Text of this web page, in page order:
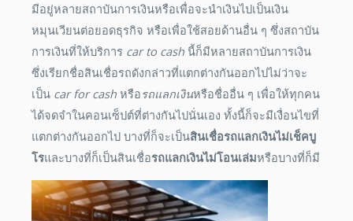
มีอยู่หลายสถาบันการเงินหรือเพื่อจะนำเงินไปเป็นเงิน
หมุนเวียนต่อยอดธุรกิจ หรือเพื่อใช้สอยด้านอื่น ๆ ซึ่งสถาบัน
การเงินที่ให้บริการ car to cash นี้ก็มีหลายสถาบันการเงิน
ซึ่งเรียกชื่อสินเชื่อรถดังกล่าวที่แตกต่างกันออกไปไม่ว่าจะ
เป็น car for cash หรือรถแลกเงินหรือชื่ออื่น ๆ เพื่อให้ทุกคน
ได้จดจำในคอนเซ็ปต์ที่ต่างกันไปนั่นเอง ทั้งนี้ก็จะมีเงื่อนไขที่
แตกต่างกันออกไป บางที่ก็จะเป็นสินเชื่อรถแลกเงินไม่เช็คบู
โรและบางที่ก็เป็นสินเชื่อรถแลกเงินไม่โอนเล่มหรือบางที่ก็มี